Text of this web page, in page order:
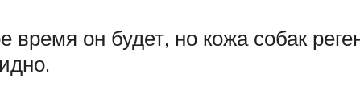
он будет, но кожа собак